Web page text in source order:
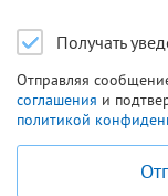
Получать
Отправляя
соглашения и
политикой